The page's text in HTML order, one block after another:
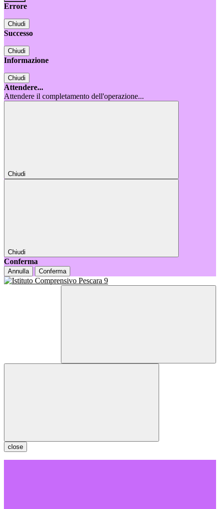
Errore
Chiudi
Successo
Chiudi
Informazione
Chiudi
Attendere...
Attendere il completamento dell'operazione...
Chiudi
Chiudi
Conferma
Annulla Conferma
close